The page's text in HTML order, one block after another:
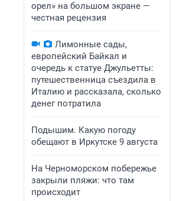
орел» на большом экране —
честная рецензия
Лимонные сады,
европейский Байкал и
очередь к статуе Джульетты:
путешественница съездила в
Италию и рассказала, сколько
денег потратила
Подышим. Какую погоду
обещают в Иркутске 9 августа
На Черноморском побережье
закрыли пляжи: что там
происходит